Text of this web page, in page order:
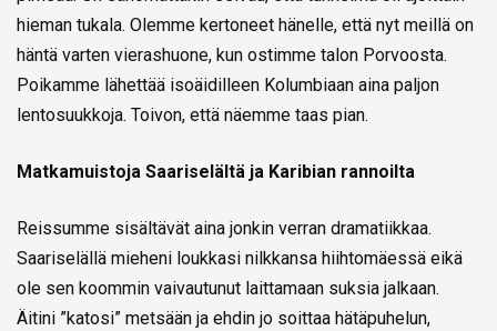
hieman tukala. Olemme kertoneet hänelle, että nyt meillä on
häntä varten vierashuone, kun ostimme talon Porvoosta.
Poikamme lähettää isoäidilleen Kolumbiaan aina paljon
lentosuukkoja. Toivon, että näemme taas pian.
Matkamuistoja Saariselältä ja Karibian rannoilta
Reissumme sisältävät aina jonkin verran dramatiikkaa.
Saariselällä mieheni loukkasi nilkkansa hiihtomäessä eikä
ole sen koommin vaivautunut laittamaan suksia jalkaan.
Äitini ”katosi” metsään ja ehdin jo soittaa hätäpuhelun,